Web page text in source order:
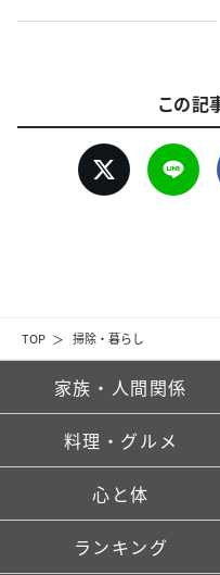
TOP 掃除・暮らし
この記
家族・人間関係
料理・グルメ
心と体
ランキング